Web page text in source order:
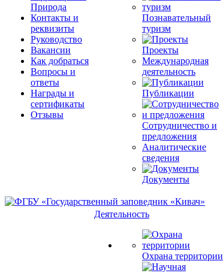
Природа
Контакты и
реквизиты
Руководство
Вакансии
Как добраться
Вопросы и
ответы
Награды и
сертификаты
Отзывы
Познавательный
туризм
Проекты
Международная
деятельность
Публикации
Сотрудничество и
предложения
Аналитические
сведения
Документы
Деятельность
Охрана территории